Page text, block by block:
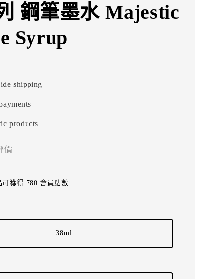
鋼筆墨水 Majestic
Syrup
shipping
products
價
可獲得 780 會員點數
38ml